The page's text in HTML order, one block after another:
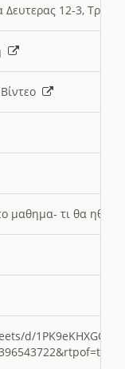
12-3,
μαθημα- τι θα
d/